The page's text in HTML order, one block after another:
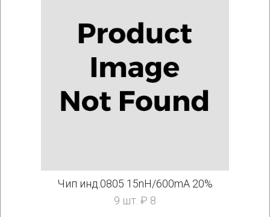
Чип инд.0805 15nH/600mA 20%
9 шт. ₽ 8